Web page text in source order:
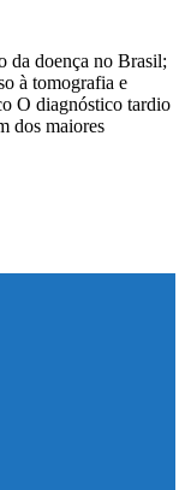
da doença no Brasil;
à tomografia e
O diagnóstico tardio
dos maiores